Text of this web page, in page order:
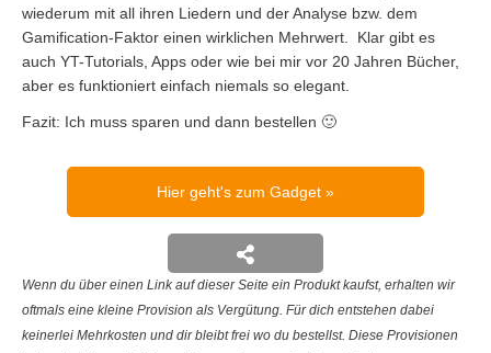
wiederum mit all ihren Liedern und der Analyse bzw. dem
Gamification-Faktor einen wirklichen Mehrwert. Klar gibt es
auch YT-Tutorials, Apps oder wie bei mir vor 20 Jahren Bücher,
aber es funktioniert einfach niemals so elegant.
Fazit: Ich muss sparen und dann bestellen 🙂
Hier geht's zum Gadget
Wenn du über einen Link auf dieser Seite ein Produkt kaufst, erhalten wir
oftmals eine kleine Provision als Vergütung. Für dich entstehen dabei
keinerlei Mehrkosten und dir bleibt frei wo du bestellst. Diese Provisionen